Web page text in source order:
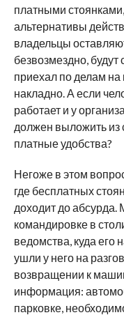
платными
альтернативы
владельцы
безвозмездно, будут
приехал по делам на
накладно. А если
работает и у
должен выложить из
платные удобства?
Негоже в этом
где бесплатных
доходит до абсурда.
командировке в
ведомства, куда его
ушли у него на
возвращении к
информация:
парковке,